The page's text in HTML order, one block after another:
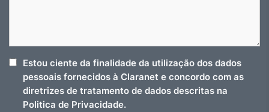
Estou ciente da finalidade da utilização dos dados
pessoais fornecidos à Claranet e concordo com as
diretrizes de tratamento de dados descritas na
Politica de Privacidade.